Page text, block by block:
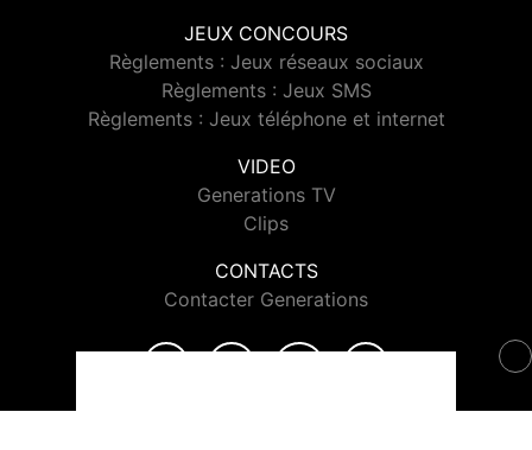
JEUX CONCOURS
Règlements : Jeux réseaux sociaux
Règlements : Jeux SMS
Règlements : Jeux téléphone et internet
VIDEO
Generations TV
Clips
CONTACTS
Contacter Generations